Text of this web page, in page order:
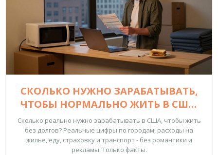
СКОЛЬКО НУЖНО ЗАРАБАТЫВАТЬ,
ЧТОБЫ НОРМАЛЬНО ЖИТЬ В США:
РЕАЛЬНЫЕ ЦИФРЫ ДЛЯ РАЗНЫХ
ГОРОДОВ
Сколько реально нужно зарабатывать в США, чтобы жить
без долгов? Реальные цифры по городам, расходы на
жилье, еду, страховку и транспорт - без романтики и
рекламы. Только факты.